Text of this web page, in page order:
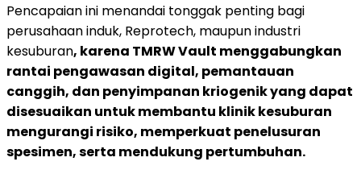
Pencapaian ini menandai tonggak penting bagi
perusahaan induk, Reprotech, maupun industri
kesuburan, karena TMRW Vault menggabungkan
rantai pengawasan digital, pemantauan
canggih, dan penyimpanan kriogenik yang dapat
disesuaikan untuk membantu klinik kesuburan
mengurangi risiko, memperkuat penelusuran
spesimen, serta mendukung pertumbuhan.